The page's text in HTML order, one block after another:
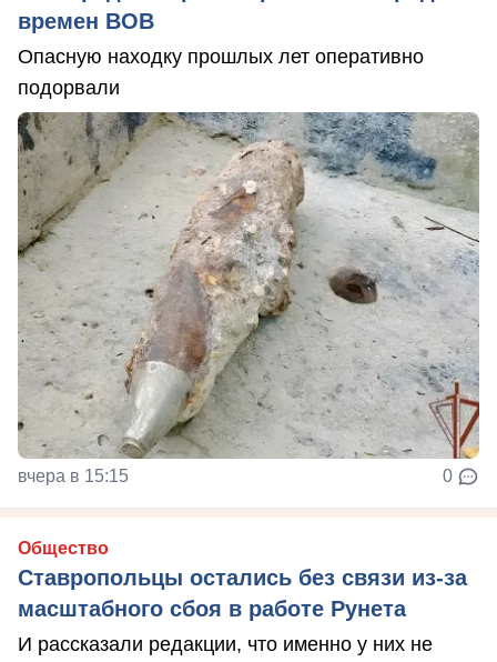
времен ВОВ
Опасную находку прошлых лет оперативно
подорвали
вчера в 15:15 0
Общество
Ставропольцы остались без связи из-за
масштабного сбоя в работе Рунета
И рассказали редакции, что именно у них не